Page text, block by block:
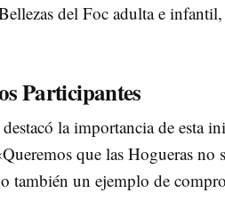
del Foc adulta e
Participantes
la importancia de esta
que las Hogueras no
también un ejemplo de